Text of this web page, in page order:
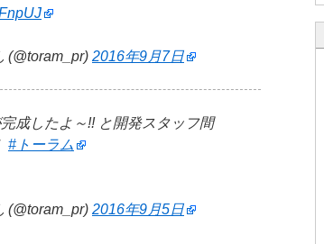
(@toram_pr) 2016年9月7日
成したよ～!! と開発スタッフ間
#トーラム
(@toram_pr) 2016年9月5日